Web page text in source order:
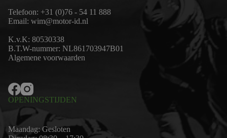
Telefoon: +31 (0)76 - 54 11 888
Email: wim@motor-id.nl
K.v.K: 80530338
B.T.W-nummer: NL861703947B01
Algemene voorwaarden
OPENINGSTIJDEN
Maandag: Gesloten